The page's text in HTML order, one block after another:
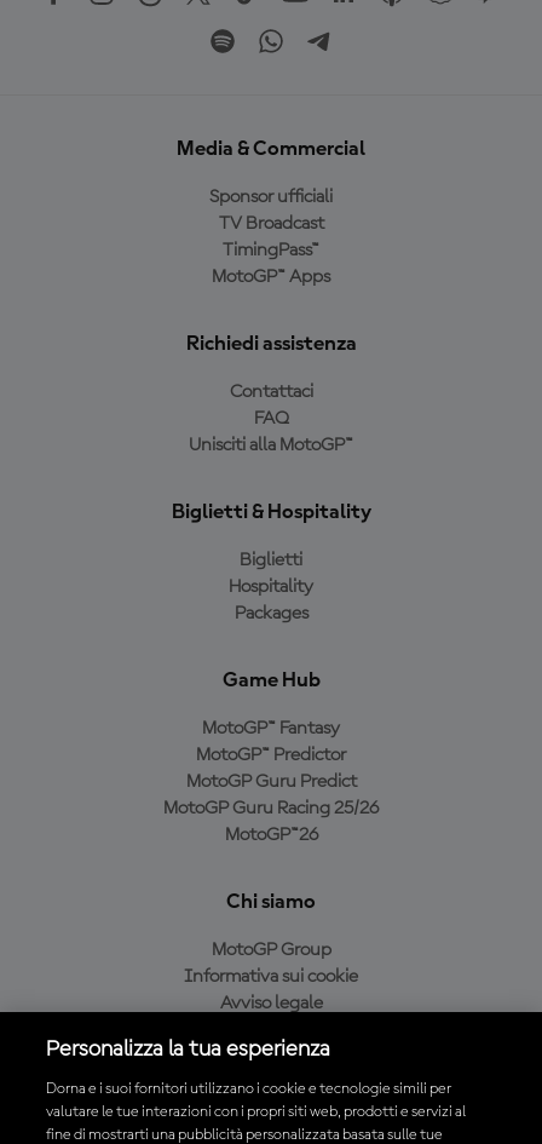
Media & Commercial
Sponsor ufficiali
TV Broadcast
TimingPass™
MotoGP™ Apps
Richiedi assistenza
Contattaci
FAQ
Unisciti alla MotoGP™
Biglietti & Hospitality
Biglietti
Hospitality
Packages
Game Hub
MotoGP™ Fantasy
MotoGP™ Predictor
MotoGP Guru Predict
MotoGP Guru Racing 25/26
MotoGP™26
Chi siamo
MotoGP Group
Informativa sui cookie
Avviso legale
Condizioni di acquisto
Personalizza la tua esperienza
Dorna e i suoi fornitori utilizzano i cookie e tecnologie simili per
valutare le tue interazioni con i propri siti web, prodotti e servizi al
fine di mostrarti una pubblicità personalizzata basata sulle tue